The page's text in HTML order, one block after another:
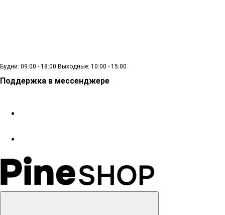
Будни: 09:00 - 18:00 Выходные: 10:00 - 15:00
Поддержка в мессенджере